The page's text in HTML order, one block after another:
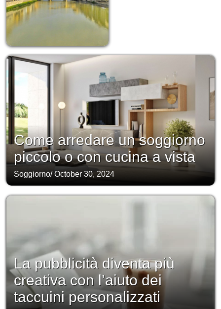
Come arredare un soggiorno
piccolo o con cucina a vista
Soggiorno/October 30, 2024
La pubblicità diventa più
creativa con l’aiuto dei
taccuini personalizzati